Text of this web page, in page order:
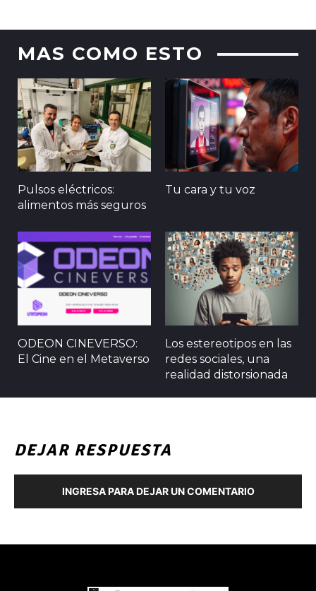
MAS COMO ESTO
Pulsos eléctricos:
alimentos más seguros
Tu cara y tu voz
ODEON CINEVERSO:
El Cine en el Metaverso
Los estereotipos en las
redes sociales, una
realidad distorsionada
DEJAR RESPUESTA
INGRESA PARA DEJAR UN COMENTARIO